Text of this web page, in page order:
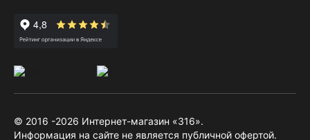
© 2016 -2026 Интернет-магазин «316».
Информация на сайте не является публичной офертой.